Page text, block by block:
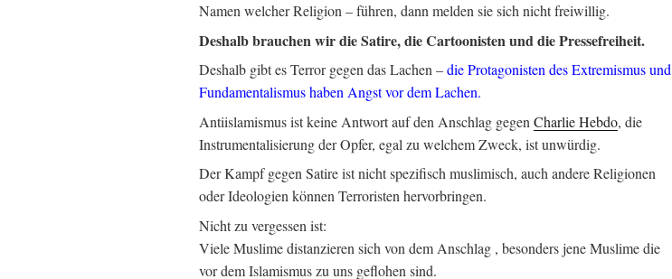
Namen welcher Religion – führen, dann melden sie sich nicht freiwillig.
Deshalb brauchen wir die Satire, die Cartoonisten und die Pressefreiheit.
Deshalb gibt es Terror gegen das Lachen –die Protagonisten des Extremismus und
Fundamentalismus haben Angst vor dem Lachen.
Antiislamismus ist keine Antwort auf den Anschlag gegen Charlie Hebdo, die
Instrumentalisierung der Opfer, egal zu welchem Zweck, ist unwürdig.
Der Kampf gegen Satire ist nicht spezifisch muslimisch, auch andere Religionen
oder Ideologien können Terroristen hervorbringen.
Nicht zu vergessen ist:
Viele Muslime distanzieren sich von dem Anschlag , besonders jene Muslime die
vor dem Islamismus zu uns geflohen sind.